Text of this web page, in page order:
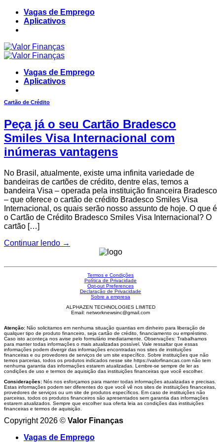
Skip
content
Vagas de Emprego
Aplicativos
Vagas de Emprego
Aplicativos
Cartão de Crédito
Peça já o seu Cartão Bradesco
Smiles Visa Internacional com
inúmeras vantagens
No Brasil, atualmente, existe uma infinita variedade de
bandeiras de cartões de crédito, dentre elas, temos a
bandeira Visa – operada pela instituição financeira Bradesco
– que oferece o cartão de crédito Bradesco Smiles Visa
Internacional, os quais serão nosso assunto de hoje. O que é
o Cartão de Crédito Bradesco Smiles Visa Internacional? O
cartão […]
Continuar lendo →
Termos e Condições
Política de Privacidade
Opt-out Preferences
Declaração de Privacidade
Sobre a empresa
ALPHAZEN TECHNOLOGIES LIMITED
Email: networknewsinc@gmail.com
Atenção: Não solicitamos em nenhuma situação quantias em dinheiro para liberação de
qualquer tipo de produto financeiro, seja cartão de crédito, financiamento ou empréstimo.
Caso isto aconteça nos avise pelo formulário imediatamente. Observações: Trabalhamos
para manter todas informações o mais atualizadas possível. Vale ressaltar que essas
informações podem divergir das informações encontradas nos sites de instituições
financeiras e ou provedores de serviços de um site específico. Sobre instituições que não
temos parcerias, todos os produtos indicados nesse site https://valorfinancas.com não tem
nenhuma garantia das informações estarem atualizadas. Lembre-se sempre de ler as
condições de uso e termos de aquisição das instituições financeiras que você escolher.
Considerações: Nós nos esforçamos para manter todas informações atualizadas e precisas.
Estas informações podem ser diferentes do que você vê nos sites de instituições financeiras,
provedores de serviços ou um site de produtos específicos. Em caso de instituições não
parceiras, todos os produtos financeiros são apresentados sem garantia das informações
estarem atualizados. Sempre que escolher sua oferta leia as condições das instituições
financeiras e termos de aquisição.
Copyright 2026 © Valor Finanças
Vagas de Emprego